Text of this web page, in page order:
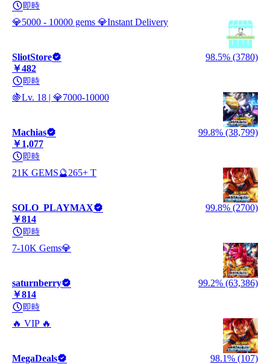
即時
💎5000 - 10000 gems 💎Instant Delivery
SliotStore
98.5% (3780)
￥482
即時
🍇Lv. 18 | 💎7000-10000
Machias
99.8% (38,799)
￥1,077
即時
21K GEMS🔮265+ T
SOLO_PLAYMAX
99.8% (2700)
￥814
即時
7-10K Gems💎
saturnberry
99.2% (63,386)
￥814
即時
🔥 VIP 🔥
MegaDeals
98.1% (107)